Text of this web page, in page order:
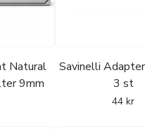
Natural
9mm
Savinelli
3 st
44 kr